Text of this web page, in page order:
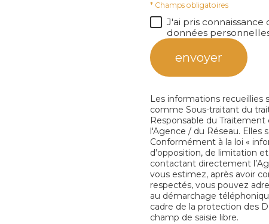
* Champs obligatoires
J'ai pris
données
envoyer
Les informations
comme Sous-traitant du
Responsable du
l'Agence / du Réseau. Elles
Conformément à la loi «
d’opposition, de limitation
contactant directement
vous estimez, après avoir
respectés, vous pouvez
au démarchage
cadre de la protection des
champ de saisie libre.